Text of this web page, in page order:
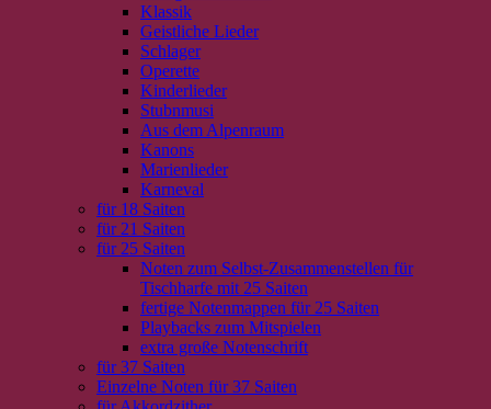
Klassik
Geistliche Lieder
Schlager
Operette
Kinderlieder
Stubnmusi
Aus dem Alpenraum
Kanons
Marienlieder
Karneval
für 18 Saiten
für 21 Saiten
für 25 Saiten
Noten zum Selbst-Zusammenstellen für
Tischharfe mit 25 Saiten
fertige Notenmappen für 25 Saiten
Playbacks zum Mitspielen
extra große Notenschrift
für 37 Saiten
Einzelne Noten für 37 Saiten